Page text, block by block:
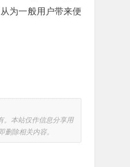
为一般用户带来便
。本站仅作信息分享用
删除相关内容。